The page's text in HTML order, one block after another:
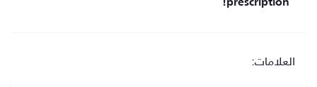
prescription!
العلامات: